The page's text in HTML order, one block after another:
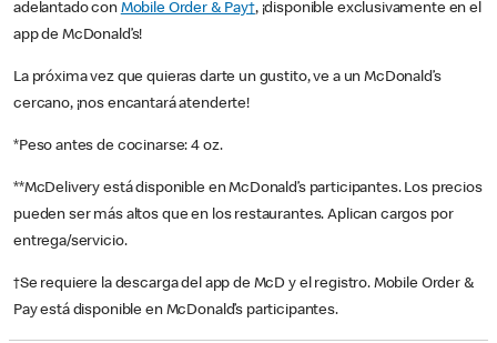
adelantado con Mobile Order & Pay†, ¡disponible exclusivamente en el
app de McDonald’s!
La próxima vez que quieras darte un gustito, ve a un McDonald’s
cercano, ¡nos encantará atenderte!
*Peso antes de cocinarse: 4 oz.
**McDelivery está disponible en McDonald’s participantes. Los precios
pueden ser más altos que en los restaurantes. Aplican cargos por
entrega/servicio.
†Se requiere la descarga del app de McD y el registro. Mobile Order &
Pay está disponible en McDonald’s participantes.